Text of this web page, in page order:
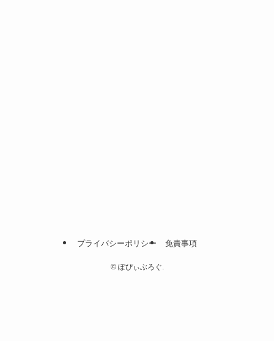
プライバシーポリシー 免責事項
©ぽぴぃぶろぐ.